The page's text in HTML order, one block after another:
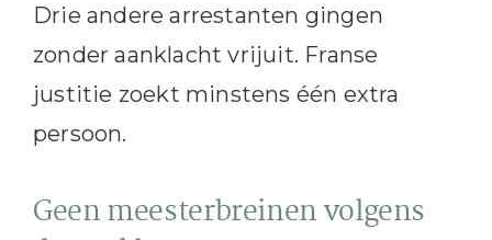
Drie andere arrestanten gingen
zonder aanklacht vrijuit. Franse
justitie zoekt minstens één extra
persoon.
Geen meesterbreinen volgens